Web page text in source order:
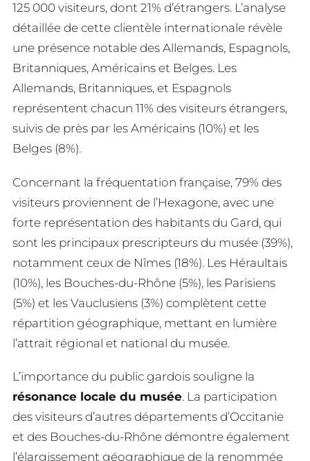
125 000 visiteurs, dont 21% d’étrangers. L’analyse
détaillée de cette clientèle internationale révèle
une présence notable des Allemands, Espagnols,
Britanniques, Américains et Belges. Les
Allemands, Britanniques, et Espagnols
représentent chacun 11% des visiteurs étrangers,
suivis de près par les Américains (10%) et les
Belges (8%).
Concernant la fréquentation française, 79% des
visiteurs proviennent de l’Hexagone, avec une
forte représentation des habitants du Gard, qui
sont les principaux prescripteurs du musée (39%),
notamment ceux de Nîmes (18%). Les Héraultais
(10%), les Bouches-du-Rhône (5%), les Parisiens
(5%) et les Vauclusiens (3%) complètent cette
répartition géographique, mettant en lumière
l’attrait régional et national du musée.
L’importance du public gardois souligne la
résonance locale du musée. La participation
des visiteurs d’autres départements d’Occitanie
et des Bouches-du-Rhône démontre également
l’élargissement géographique de la renommée